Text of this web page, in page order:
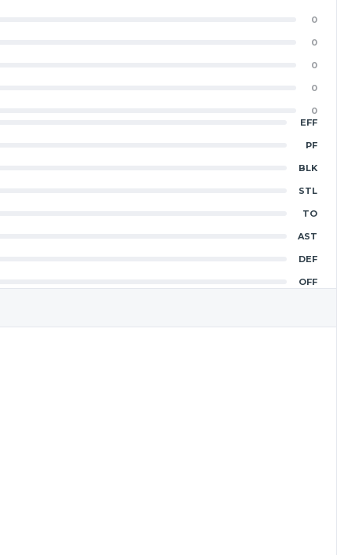
0
0
0
0
0
EFF
PF
BLK
STL
TO
AST
DEF
OFF